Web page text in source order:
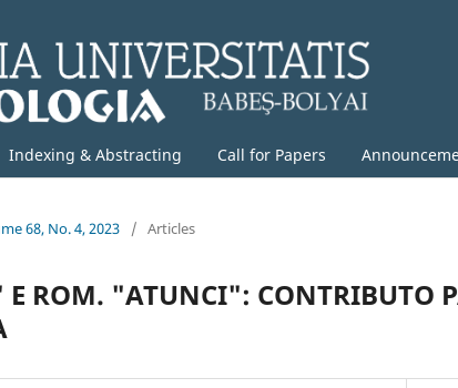
Indexing & Abstracting Call for Papers
68, No. 4, 2023 / Articles
E ROM. "ATUNCI": CONTRIBUTO